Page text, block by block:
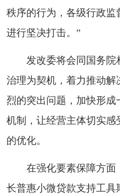
秩序的行为，各级行政
进行坚决打击。”
发改委将会同国务院
治理为契机，着力推动
烈的突出问题，加快形
机制，让经营主体切实
的优化。
在强化要素保障方面
长普惠小微贷款支持工具